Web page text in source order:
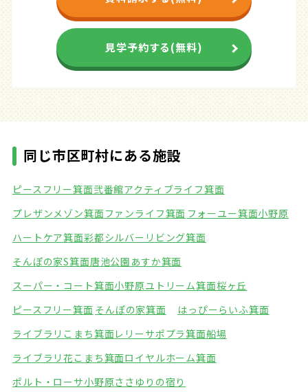
見学予約する(無料)
同じ市区町村にある施設
ピースフリー箕面弐番館アクティブライフ箕面
プレザンメゾン箕面ファンライフ箕面 フォーユー箕面小野原
ハートケア箕面彩都シルバーリビング箕面
そんぽの家S箕面唐池公園 あすか箕面
スーパー・コート箕面小野原ユトリーム箕面桜ヶ丘
ピースフリー箕面 そんぽの家箕面
はっぴーらいふ箕面
ライブラリこまち箕面レリーサポプラ箕面船場
ライブラリ花こまち箕面ロイヤルホーム箕面
ポルト・ローサ小野原ささゆりの宿り